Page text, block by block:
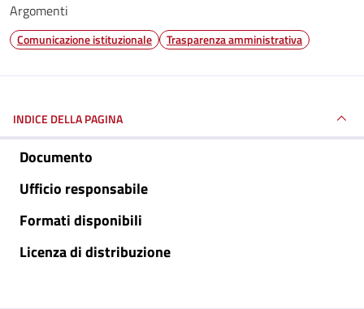
Argomenti
Comunicazione istituzionale Trasparenza amministrativa
INDICE DELLA PAGINA
Documento
Ufficio responsabile
Formati disponibili
Licenza di distribuzione